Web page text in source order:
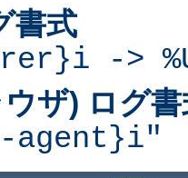
書式
->
ザ) ログ書
agent}i"